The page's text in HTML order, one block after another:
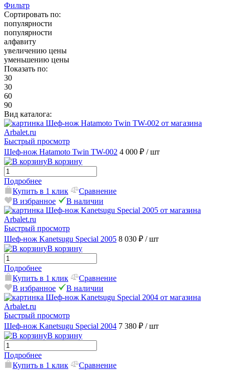
Фильтр
Сортировать по:
популярности
популярности
алфавиту
увеличению цены
уменьшению цены
Показать по:
30
30
60
90
Вид каталога:
Быстрый просмотр
Шеф-нож Hatamoto Twin TW-002 4 000 ₽ / шт
В корзину
Подробнее
Купить в 1 клик
Сравнение
В избранное
В наличии
Быстрый просмотр
Шеф-нож Kanetsugu Special 2005 8 030 ₽ / шт
В корзину
Подробнее
Купить в 1 клик
Сравнение
В избранное
В наличии
Быстрый просмотр
Шеф-нож Kanetsugu Special 2004 7 380 ₽ / шт
В корзину
Подробнее
Купить в 1 клик
Сравнение